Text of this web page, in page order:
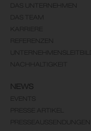
DAS UNTERNEHMEN
DAS TEAM
KARRIERE
REFERENZEN
UNTERNEHMENSLEITBILD
NACHHALTIGKEIT
NEWS
EVENTS
PRESSE ARTIKEL
PRESSEAUSSENDUNGEN